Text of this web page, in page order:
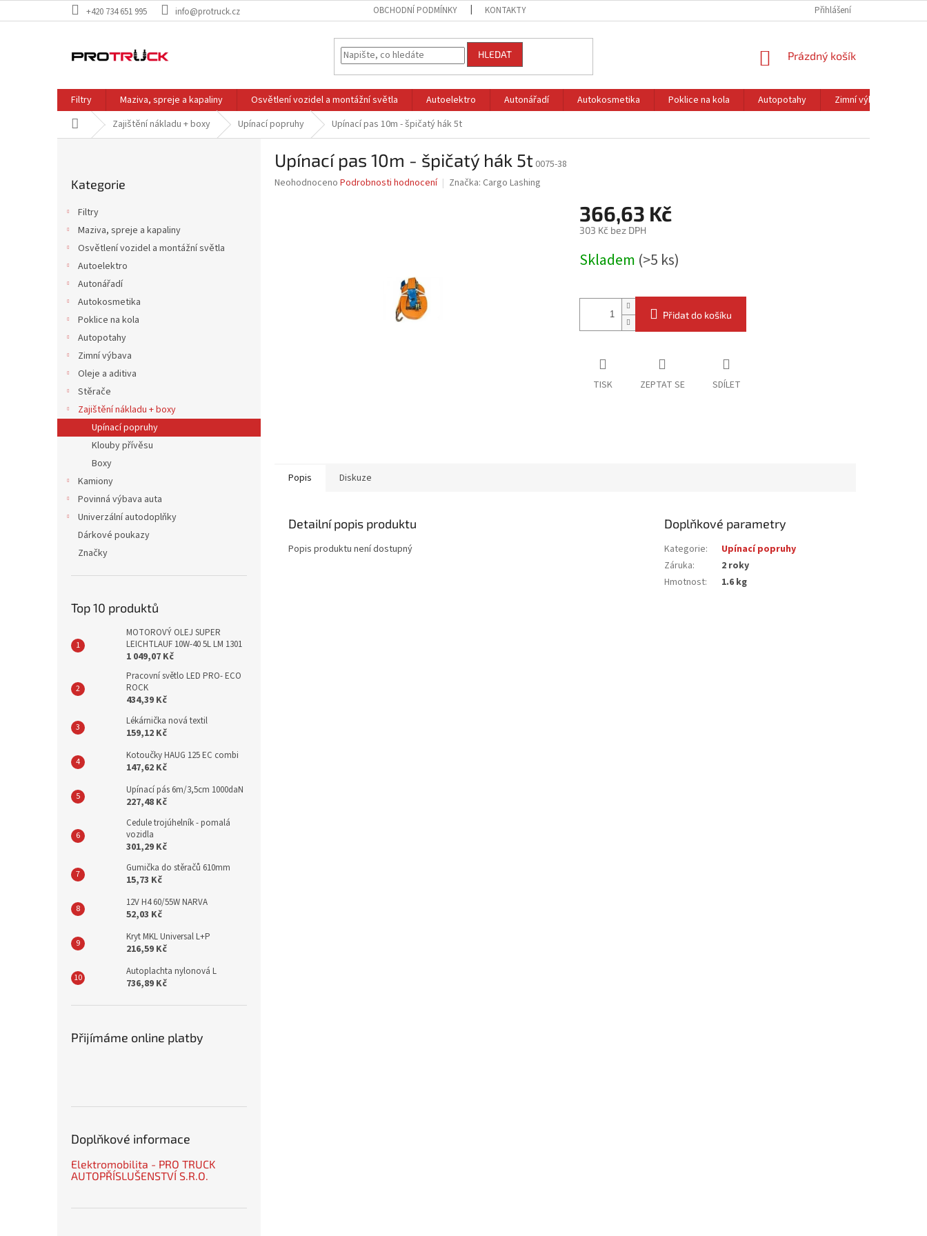
na
+420 734 651 995 info@protruck.cz OBCHODNÍ PODMÍNKY KONTAKTY Přihlášení
HLEDAT
NÁKUPNÍ
Prázdný košík
Filtry Maziva, spreje a kapaliny Osvětlení vozidel a montážní světla Autoelektro Autonářadí Autokosmetika Poklice na kola Autopotahy Zimní výbava
Domů Zajištění nákladu + boxy Upínací popruhy Upínací pas 10m - špičatý hák 5t
kategorie
Kategorie
Filtry
Maziva, spreje a kapaliny
Osvětlení vozidel a montážní světla
Autoelektro
Autonářadí
Autokosmetika
Poklice na kola
Autopotahy
Zimní výbava
Oleje a aditiva
Stěrače
Zajištění nákladu + boxy
Upínací popruhy
Klouby přívěsu
Boxy
Kamiony
Povinná výbava auta
Univerzální autodoplňky
Dárkové poukazy
Značky
Top 10 produktů
MOTOROVÝ OLEJ SUPER
LEICHTLAUF 10W-40 5L LM 1301
1 049,07 Kč
Pracovní světlo LED PRO- ECO
ROCK
434,39 Kč
Lékárnička nová textil
159,12 Kč
Kotoučky HAUG 125 EC combi
147,62 Kč
Upínací pás 6m/3,5cm 1000daN
227,48 Kč
Cedule trojúhelník - pomalá
vozidla
301,29 Kč
Gumička do stěračů 610mm
15,73 Kč
12V H4 60/55W NARVA
52,03 Kč
Kryt MKL Universal L+P
216,59 Kč
Autoplachta nylonová L
736,89 Kč
Přijímáme online platby
Doplňkové informace
Elektromobilita - PRO TRUCK
AUTOPŘÍSLUŠENSTVÍ S.R.O.
Upínací pas 10m - špičatý hák 5t 0075-38
Průměrné
Neohodnoceno Podrobnosti hodnocení Značka: Cargo Lashing
366,63 Kč
303 Kč bez DPH
cena:
Skladem (>5 ks)
Přidat do košíku
TISK ZEPTAT SE SDÍLET
Popis Diskuze
Detailní popis produktu
Popis produktu není dostupný
Doplňkové parametry
Kategorie:
Upínací popruhy
Záruka:
2 roky
Hmotnost: 1.6 kg